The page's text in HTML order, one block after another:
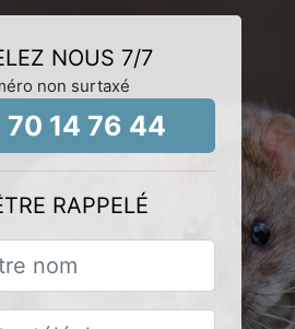
NOUS 7/7
non surtaxé
14 76 44
RAPPELÉ